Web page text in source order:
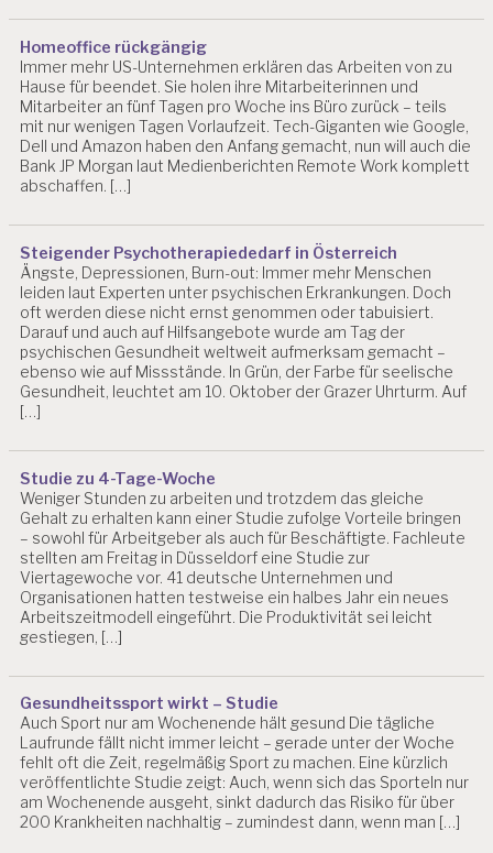
R
T
U
N
G
D
I
I
T
L
E
R
S
T
R
S
I
G
I
T
A
LI
SI
R
U
N
G
D
R.
C
Homeoffice rückgängig
Immer mehr US-Unternehmen erklären das Arbeiten von zu
Hause für beendet. Sie holen ihre Mitarbeiterinnen und
Mitarbeiter an fünf Tagen pro Woche ins Büro zurück – teils
mit nur wenigen Tagen Vorlaufzeit. Tech-Giganten wie Google,
Dell und Amazon haben den Anfang gemacht, nun will auch die
Bank JP Morgan laut Medienberichten Remote Work komplett
abschaffen. […]
Steigender Psychotherapiededarf in Österreich
Ängste, Depressionen, Burn-out: Immer mehr Menschen
leiden laut Experten unter psychischen Erkrankungen. Doch
oft werden diese nicht ernst genommen oder tabuisiert.
Darauf und auch auf Hilfsangebote wurde am Tag der
psychischen Gesundheit weltweit aufmerksam gemacht –
ebenso wie auf Missstände. In Grün, der Farbe für seelische
Gesundheit, leuchtet am 10. Oktober der Grazer Uhrturm. Auf
[…]
Studie zu 4-Tage-Woche
Weniger Stunden zu arbeiten und trotzdem das gleiche
Gehalt zu erhalten kann einer Studie zufolge Vorteile bringen
– sowohl für Arbeitgeber als auch für Beschäftigte. Fachleute
stellten am Freitag in Düsseldorf eine Studie zur
Viertagewoche vor. 41 deutsche Unternehmen und
Organisationen hatten testweise ein halbes Jahr ein neues
Arbeitszeitmodell eingeführt. Die Produktivität sei leicht
gestiegen, […]
Gesundheitssport wirkt – Studie
Auch Sport nur am Wochenende hält gesund Die tägliche
Laufrunde fällt nicht immer leicht – gerade unter der Woche
fehlt oft die Zeit, regelmäßig Sport zu machen. Eine kürzlich
veröffentlichte Studie zeigt: Auch, wenn sich das Sporteln nur
am Wochenende ausgeht, sinkt dadurch das Risiko für über
200 Krankheiten nachhaltig – zumindest dann, wenn man […]